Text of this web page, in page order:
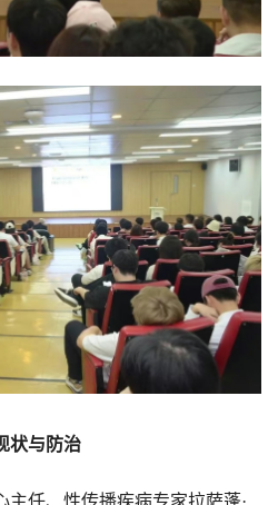
状与防治
任、性传播疾病专家拉萨蓬·